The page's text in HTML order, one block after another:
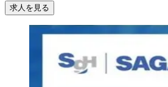
求人を見る